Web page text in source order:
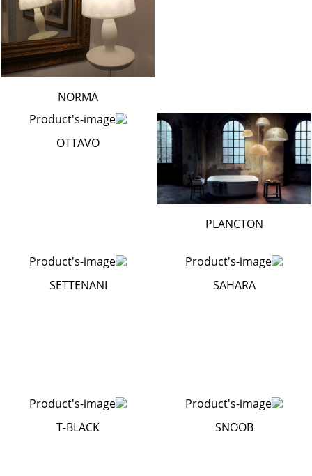
NORMA
PLANCTON
OTTAVO
SAHARA
SETTENANI
SNOOB
T-BLACK